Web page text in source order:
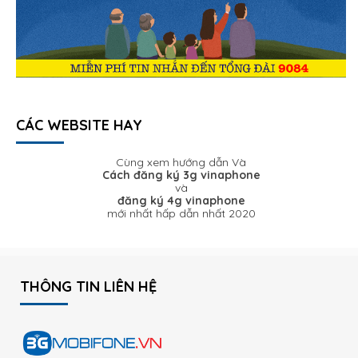
CÁC WEBSITE HAY
Cùng xem hướng dẫn Và
Cách đăng ký 3g vinaphone
và
đăng ký 4g vinaphone
mới nhất hấp dẫn nhất 2020
THÔNG TIN LIÊN HỆ